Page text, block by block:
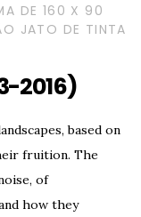
DE 160 X 90
JATO DE TINTA
2016)
based on
fruition. The
of
how they